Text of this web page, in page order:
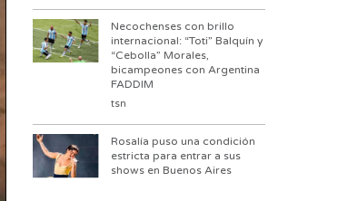
Necochenses con brillo
internacional: “Toti” Balquín y
“Cebolla” Morales,
bicampeones con Argentina
FADDIM
tsn
Rosalía puso una condición
estricta para entrar a sus
shows en Buenos Aires